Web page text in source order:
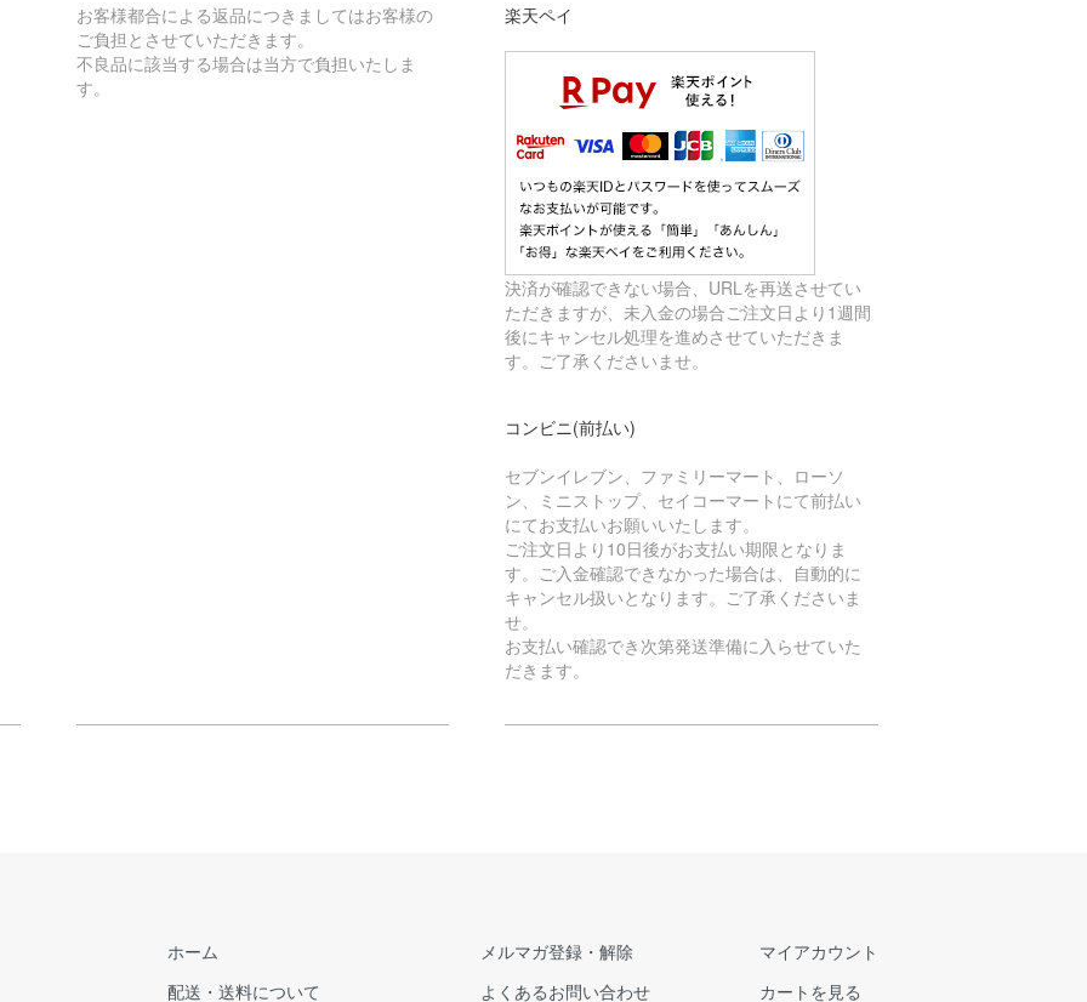
お客様都合による返品につきましてはお客様の
ご負担とさせていただきます。
不良品に該当する場合は当方で負担いたしま
す。
楽天ペイ
決済が確認できない場合、URLを再送させてい
ただきますが、未入金の場合ご注文日より1週間
後にキャンセル処理を進めさせていただきま
す。ご了承くださいませ。
コンビニ(前払い)
セブンイレブン、ファミリーマート、ローソ
ン、ミニストップ、セイコーマートにて前払い
にてお支払いお願いいたします。
ご注文日より10日後がお支払い期限となりま
す。ご入金確認できなかった場合は、自動的に
キャンセル扱いとなります。ご了承くださいま
せ。
お支払い確認でき次第発送準備に入らせていた
だきます。
ホーム
配送・送料について
メルマガ登録・解除
よくあるお問い合わせ
マイアカウント
カートを見る